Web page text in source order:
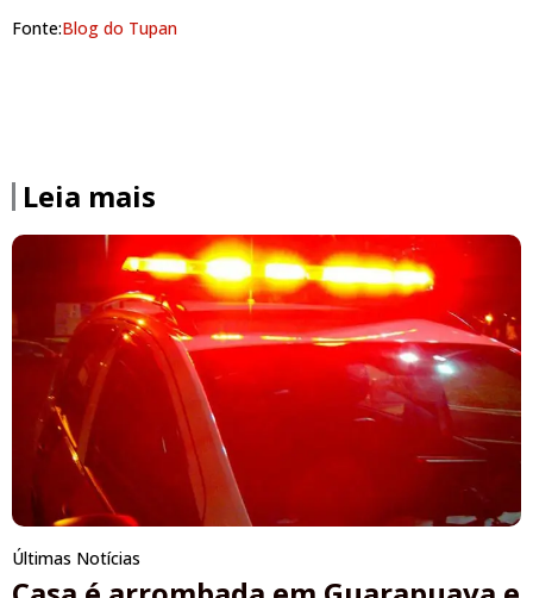
Fonte:Blog do Tupan
Leia mais
Últimas Notícias